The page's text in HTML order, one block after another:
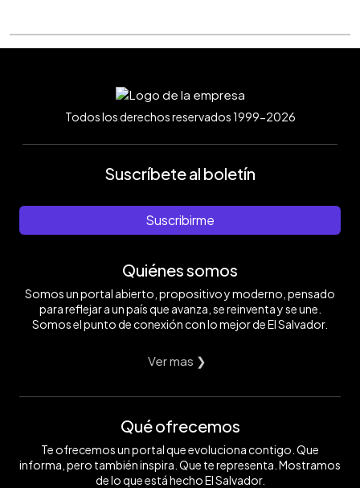
Todos los derechos reservados 1999-2026
Suscríbete al boletín
Suscribirme
Quiénes somos
Somos un portal abierto, propositivo y moderno, pensado
para reflejar a un país que avanza, se reinventa y se une.
Somos el punto de conexión con lo mejor de El Salvador.
Ver mas ❯
Qué ofrecemos
Te ofrecemos un portal que evoluciona contigo. Que
informa, pero también inspira. Que te representa. Mostramos
de lo que está hecho El Salvador.